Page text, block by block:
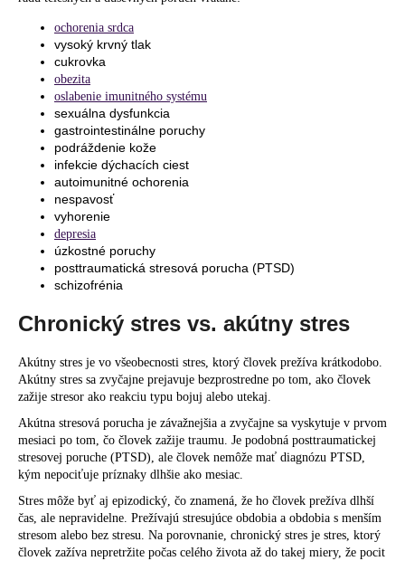
ochorenia srdca
vysoký krvný tlak
cukrovka
obezita
oslabenie imunitného systému
sexuálna dysfunkcia
gastrointestinálne poruchy
podráždenie kože
infekcie dýchacích ciest
autoimunitné ochorenia
nespavosť
vyhorenie
depresia
úzkostné poruchy
posttraumatická stresová porucha (PTSD)
schizofrénia
Chronický stres vs. akútny stres
Akútny stres je vo všeobecnosti stres, ktorý človek prežíva krátkodobo.
Akútny stres sa zvyčajne prejavuje bezprostredne po tom, ako človek
zažije stresor ako reakciu typu bojuj alebo utekaj.
Akútna stresová porucha je závažnejšia a zvyčajne sa vyskytuje v prvom
mesiaci po tom, čo človek zažije traumu. Je podobná posttraumatickej
stresovej poruche (PTSD), ale človek nemôže mať diagnózu PTSD,
kým nepociťuje príznaky dlhšie ako mesiac.
Stres môže byť aj epizodický, čo znamená, že ho človek prežíva dlhší
čas, ale nepravidelne. Prežívajú stresujúce obdobia a obdobia s menším
stresom alebo bez stresu. Na porovnanie, chronický stres je stres, ktorý
človek zažíva nepretržite počas celého života až do takej miery, že pocit